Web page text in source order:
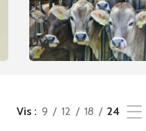
Dyr
Vis 9 12 18 24